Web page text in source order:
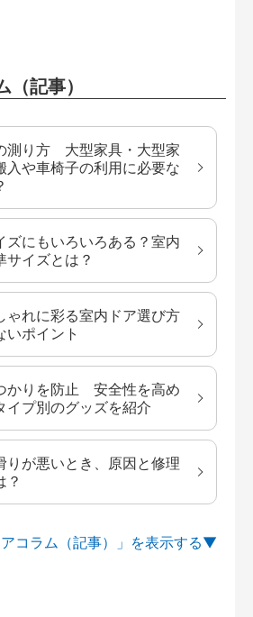
（記事）
測り方 大型家具・大型家
入や車椅子の利用に必要な
ズにもいろいろある？室内
サイズとは？
ゃれに彩る室内ドア選び方
いポイント
かりを防止 安全性を高め
イプ別のグッズを紹介
りが悪いとき、原因と修理
？
コラム（記事）」を